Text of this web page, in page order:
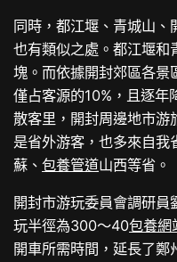
同時，都江堰、青城山、
也有類似之處。都江堰和
塊。而依據開封郊區各景
僅占客源的10%，且逐年
散客里，開封周邊地市游
是省外游客，也多來自我
蘇、包養管道山西等省。
開封市游玩委員會調研員
玩半徑為300～40包養網
開車所需時間，延長了